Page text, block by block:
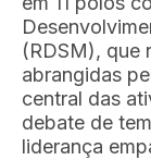
(RDSM), que
abrangidas
central das
debate de
liderança